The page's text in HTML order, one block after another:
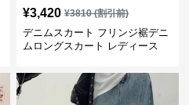
¥3,420 ¥3810(割引前)
デニムスカート フリンジ裾デニ
ムロングスカート レディース